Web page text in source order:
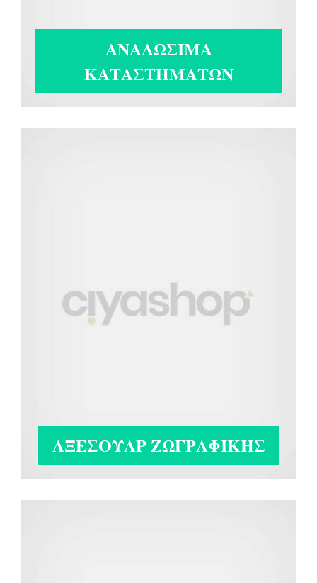
ΑΝΑΛΩΣΙΜΑ
ΚΑΤΑΣΤΗΜΑΤΩΝ
ΑΞΕΣΟΥΆΡ ΖΩΓΡΑΦΙΚΉΣ